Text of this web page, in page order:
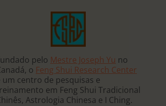
pelo Mestre Joseph Yu no
o Feng Shui Research Center
um centro de pesquisas e
em Feng Shui Tradicional
Astrologia Chinesa e I Ching.